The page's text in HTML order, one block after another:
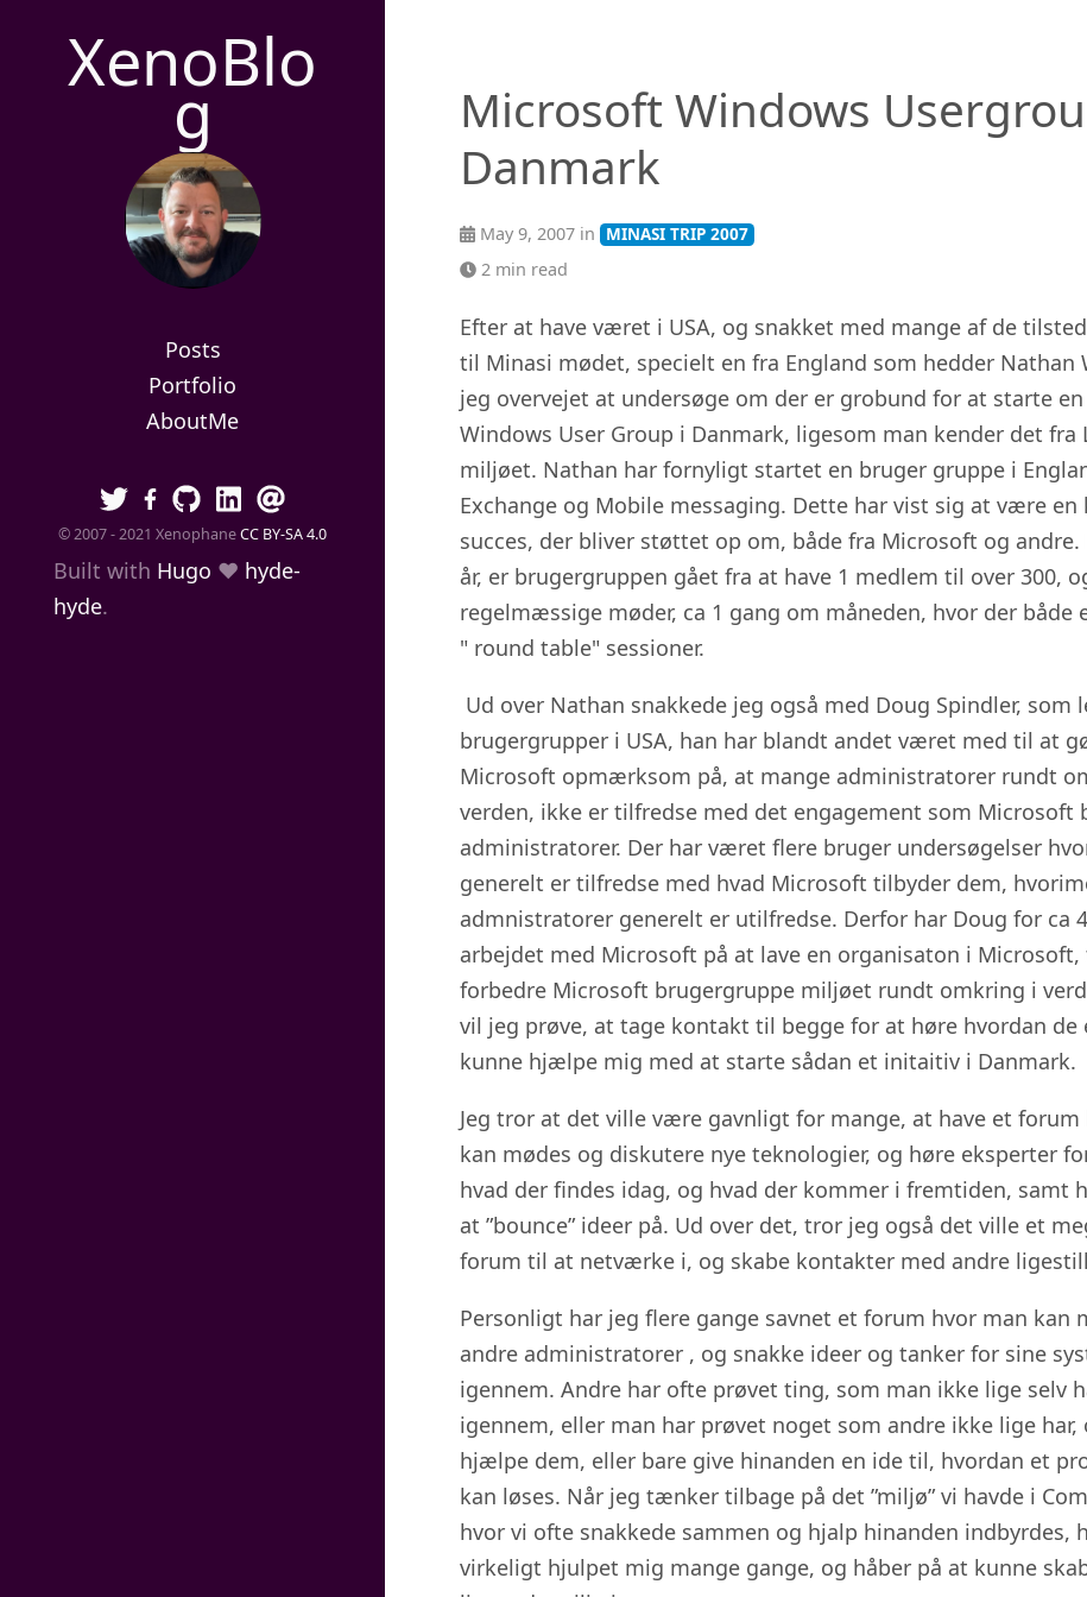
XenoBlo
g
Posts
Portfolio
AboutMe
© 2007 - 2021 XenophaneCC BY-SA 4.0
Built with Hugo ❤️ hyde-
hyde.
Microsoft Windows
Danmark
May 9, 2007 in MINASI TRIP 2007
2 min read
Efter at have været i USA, og snakket med mange af de
til Minasi mødet, specielt en fra England som hedder Nathan
jeg overvejet at undersøge om der er grobund for at starte
Windows User Group i Danmark, ligesom man kender det fra
miljøet. Nathan har fornyligt startet en bruger gruppe i
Exchange og Mobile messaging. Dette har vist sig at være
succes, der bliver støttet op om, både fra Microsoft og andre.
år, er brugergruppen gået fra at have 1 medlem til over 300,
regelmæssige møder, ca 1 gang om måneden, hvor der både
" round table" sessioner.
Ud over Nathan snakkede jeg også med Doug Spindler, som
brugergrupper i USA, han har blandt andet været med til at
Microsoft opmærksom på, at mange administratorer rundt
verden, ikke er tilfredse med det engagement som Microsoft
administratorer. Der har været flere bruger undersøgelser
generelt er tilfredse med hvad Microsoft tilbyder dem,
admnistratorer generelt er utilfredse. Derfor har Doug for ca
arbejdet med Microsoft på at lave en organisaton i
forbedre Microsoft brugergruppe miljøet rundt omkring i
vil jeg prøve, at tage kontakt til begge for at høre hvordan de
kunne hjælpe mig med at starte sådan et initaitiv i Danmark.
Jeg tror at det ville være gavnligt for mange, at have et forum
kan mødes og diskutere nye teknologier, og høre eksperter
hvad der findes idag, og hvad der kommer i fremtiden, samt
at ”bounce” ideer på. Ud over det, tror jeg også det ville et
forum til at netværke i, og skabe kontakter med andre
Personligt har jeg flere gange savnet et forum hvor man kan
andre administratorer , og snakke ideer og tanker for sine
igennem. Andre har ofte prøvet ting, som man ikke lige selv
igennem, eller man har prøvet noget som andre ikke lige har,
hjælpe dem, eller bare give hinanden en ide til, hvordan et
kan løses. Når jeg tænker tilbage på det ”miljø” vi havde i
hvor vi ofte snakkede sammen og hjalp hinanden indbyrdes,
virkeligt hjulpet mig mange gange, og håber på at kunne